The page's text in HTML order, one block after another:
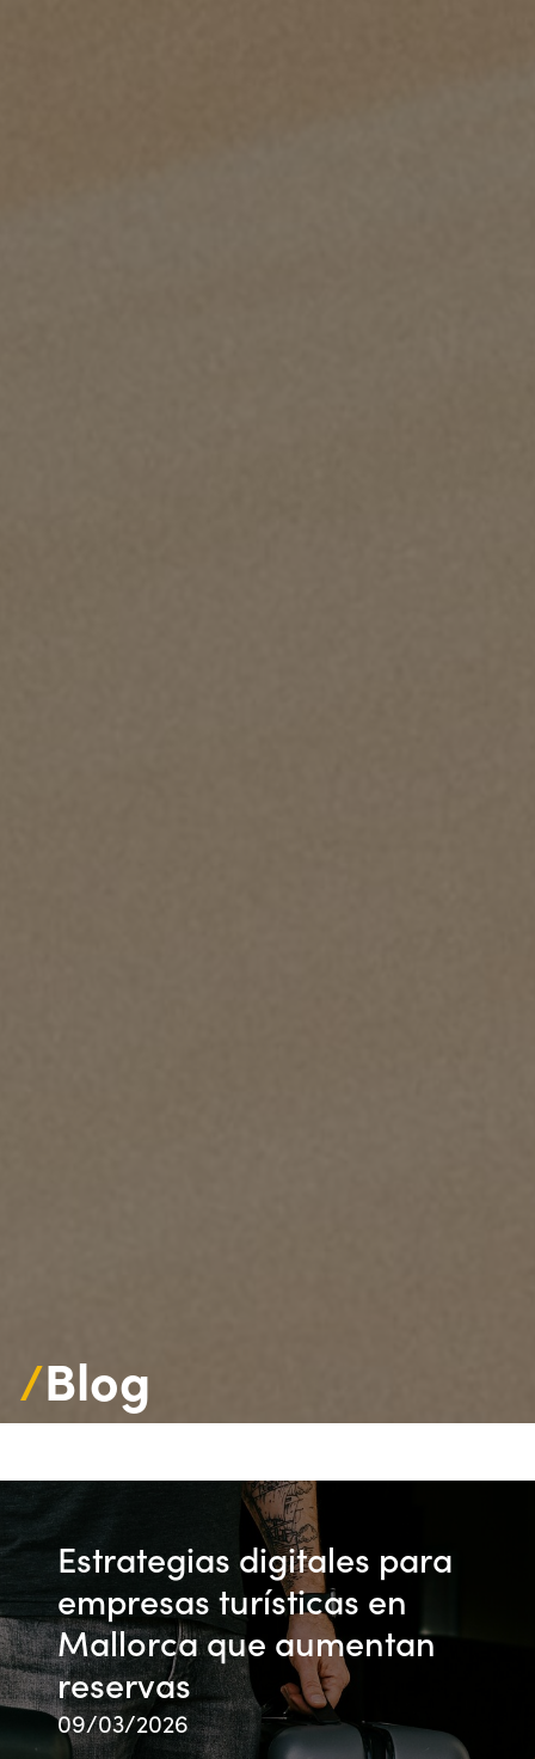
/Blog
Estrategias digitales para
empresas turísticas en
Mallorca que aumentan
reservas
09/03/2026